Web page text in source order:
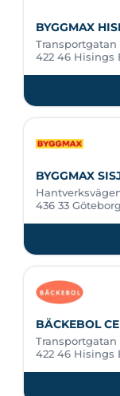
BYGGMAX
Transportgatan
422 46 Hisings
BYGGMAX
436 33 Göteborg
BÄCKEBOL
Transportgatan
422 46 Hisings